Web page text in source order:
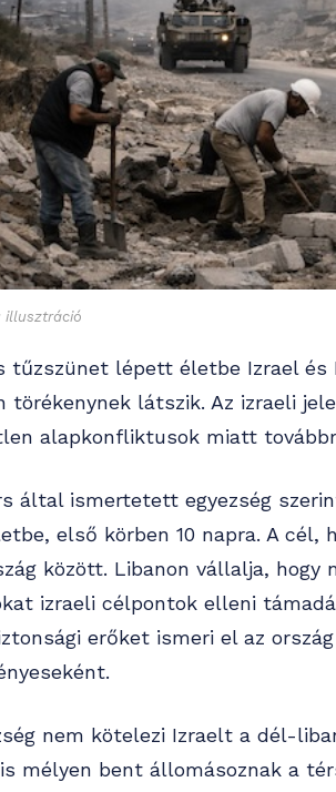
illusztráció
tűzszünet lépett életbe Izrael
törékenynek látszik. Az izraeli
alapkonfliktusok miatt
által ismertetett egyezség
első körben 10 napra. A cél,
között. Libanon vállalja, hogy
izraeli célpontok elleni
erőket ismeri el az
nem kötelezi Izraelt a dél-
mélyen bent állomásoznak a